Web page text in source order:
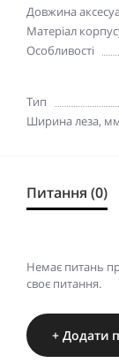
Довжина
Матеріал
Особливості
Тип
Ширина леза,
Питання (0)
Немає питань
своє питання.
+ Додати